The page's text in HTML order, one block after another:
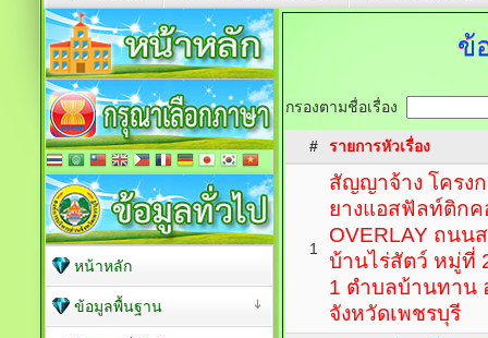
ข้
กรองตามชื่อเรื่อง
# รายการหัวเรื่อง
1
สัญญาจ้าง โครง
ยางแอสฟัลท์ติก
OVERLAY ถนน
บ้านไร่สัตว์ หมู่ที่
1 ตำบลบ้านทาน
จังหวัดเพชรบุรี
หน้าหลัก
ข้อมูลพื้นฐาน